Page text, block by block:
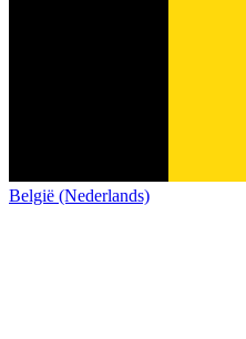
België (Nederlands)